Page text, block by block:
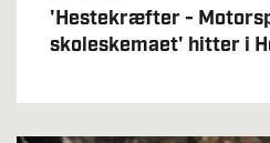
'Hestekræfter -
skoleskemaet' hitter i